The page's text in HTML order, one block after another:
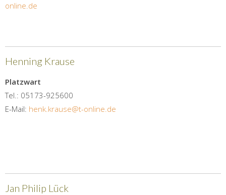
online.de
Henning Krause
Platzwart
Tel.: 05173-925600
E-Mail: henk.krause@t-online.de
Jan Philip Lück